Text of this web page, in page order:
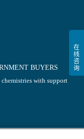
BUYERS
with support